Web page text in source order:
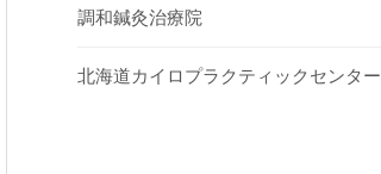
調和鍼灸治療院
北海道カイロプラクティックセンター